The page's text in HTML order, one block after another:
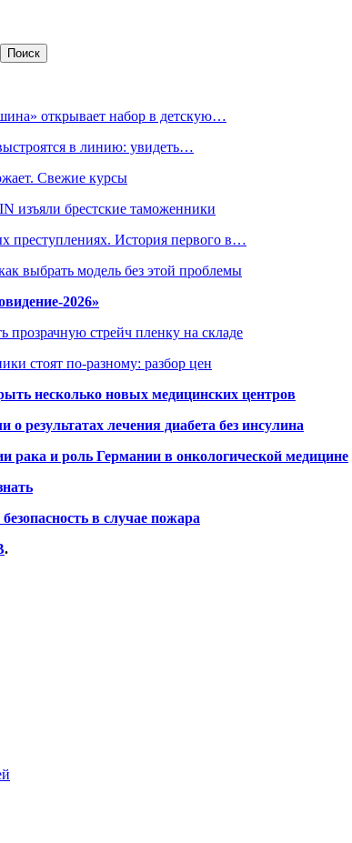
открывает набор в детскую…
в линию: увидеть…
Свежие курсы
изъяли брестские таможенники
преступлениях. История первого в…
выбрать модель без этой проблемы
2026»
прозрачную стрейч пленку на складе
стоят по-разному: разбор цен
несколько новых медицинских центров
результатах лечения диабета без инсулина
рака и роль Германии в онкологической медицине
в случае пожара
.